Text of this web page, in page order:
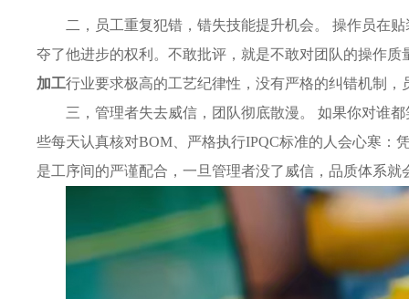
二，员工重复犯错，错失技能提升机会。 操作员在
夺了他进步的权利。不敢批评，就是不敢对团队的操作
加工行业要求极高的工艺纪律性，没有严格的纠错机制，
三，管理者失去威信，团队彻底散漫。 如果你对谁
些每天认真核对BOM、严格执行IPQC标准的人会心寒：
是工序间的严谨配合，一旦管理者没了威信，品质体系就